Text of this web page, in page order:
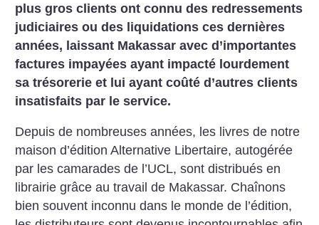
plus gros clients ont connu des redressements
judiciaires ou des liquidations ces dernières
années, laissant Makassar avec d’importantes
factures impayées ayant impacté lourdement
sa trésorerie et lui ayant coûté d’autres clients
insatisfaits par le service.
Depuis de nombreuses années, les livres de notre
maison d’édition Alternative Libertaire, autogérée
par les camarades de l’UCL, sont distribués en
librairie grâce au travail de Makassar. Chaînons
bien souvent inconnu dans le monde de l’édition,